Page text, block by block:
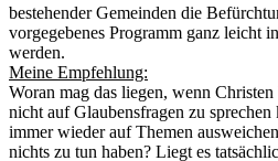
bestehender Gemeinden die
vorgegebenes Programm ganz leicht
werden.
Meine Empfehlung:
Woran mag das liegen, wenn
nicht auf Glaubensfragen zu
immer wieder auf Themen
nichts zu tun haben? Liegt es